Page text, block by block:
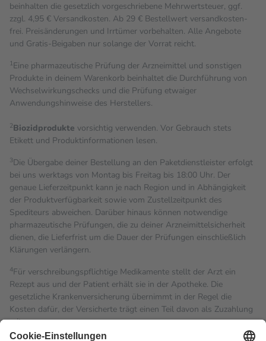
beinhalten die gesetzlich vorgeschriebene Mehrwertsteuer, ggf.
zzgl. 4,95 € Versandkosten. Ab 29 € Bestell­wert versand­kosten­
frei. Preisänderungen und Irrtümer vorbehalten. Alle Angebote
und Gratis-Beigaben nur solange der Vorrat reicht.
1Eine pharmazeutische Prüfung der Arzneimittel und sonstigen
Produkte in deinem Warenkorb beinhaltet die Durchführung von
Wechselwirkungschecks und die Prüfung etwaiger
Anwendungshinweise des Herstellers.
2Biozidprodukte vorsichtig verwenden. Vor Gebrauch stets
Etikett und Produktinformationen lesen.
3Die Übergabe deiner Bestellung an den Paketdienstleister erfolgt
bei uns werktags von Montag bis Freitag bis 18:00 Uhr. Der
genaue Lieferzeitpunkt kann je nach Region und in Abhängigkeit
der Produktverfügbarkeit sowie vom Zustellzeitpunkt des
Spediteurs abweichen. Darüber hinaus können notwendige
pharmazeutische Prüfungen, die zu deiner Arzneimittelsicherheit
dienen, die Lieferfrist um die Dauer der Prüfungen einschließlich
Klärungen verlängern.
4Für verschreibungspflichtige Medikamente stellt der Arzt ein
Rezept aus und der Patient erhält sie in der Apotheke. Die
gesetzliche Krankenversicherung übernimmt in der Regel die
Kosten dafür, der Versicherte trägt einen Teil davon als Zuzahlung
mit.
Grundsätzlich leisten Mitglieder Zuzahlungen in Höhe von zehn